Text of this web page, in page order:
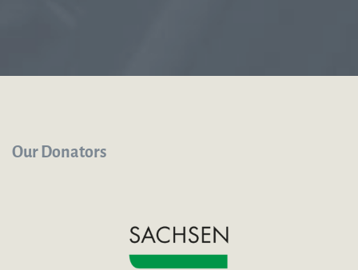
Our Donators